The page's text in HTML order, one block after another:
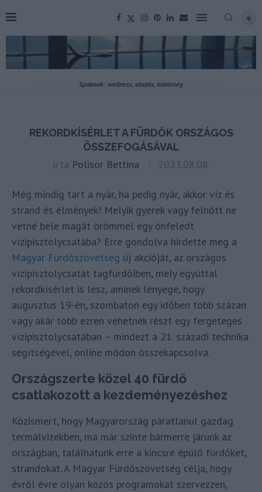
Spabook: wellness, utazás, közösség
REKORDKÍSÉRLET A FÜRDŐK ORSZÁGOS
ÖSSZEFOGÁSÁVAL
írta Polisor Bettina 2023.08.08.
Még mindig tart a nyár, ha pedig nyár, akkor víz és
strand és élmények! Melyik gyerek vagy felnőtt ne
vetné bele magát örömmel egy önfeledt
vízipisztolycsatába? Erre gondolva hirdette meg a
Magyar Fürdőszövetség új akcióját, az országos
vízipisztolycsatát tagfürdőiben, mely egyúttal
rekordkísérlet is lesz, aminek lényege, hogy
augusztus 19-én, szombaton egy időben több százan
vagy akár több ezren vehetnek részt egy fergeteges
vízipisztolycsatában – mindezt a 21. századi technika
segítségével, online módon összekapcsolva.
Országszerte közel 40 fürdő
csatlakozott a kezdeményezéshez
Közismert, hogy Magyarország páratlanul gazdag
termálvizekben, ma már szinte bármerre járunk az
országban, találhatunk erre a kincsre épülő fürdőket,
strandokat. A Magyar Fürdőszövetség célja, hogy
évről évre olyan közös programokat szervezzen,